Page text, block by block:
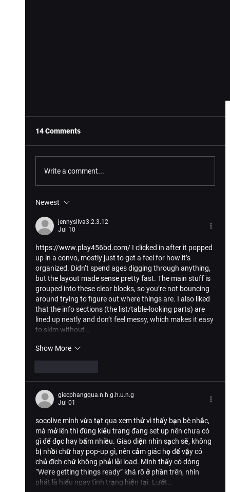
VIVEPORT Infinity: Cockpit Collection
14 Comments
Write a comment...
Newest
jennysilva3.2.3.12
Jul 10
https://www.play456bd.com/ I clicked in after it popped
up in a convo, mostly just to get a feel for how it’s
organized. Didn’t spend ages digging through anything,
but the layout made sense pretty fast. The main stuff is
grouped into these clear blocks, so you’re not bouncing
around trying to figure out where things are. I also liked
that the info sections (the list/table-looking parts) are
lined up neatly and don’t feel messy, which makes it easy
to skim without…
Show More
giecphangqua.n.h.g.h.u.n.g
Jul 01
socolive mình vừa tạt qua xem thử vì thấy bạn bè nhắc,
mà mở lên thì đúng kiểu trang đang set up nên chưa có
gì để đọc hay bấm nhiều. Giao diện nhìn sạch sẽ, không
bị nhồi chữ hay pop-up gì, nên cảm giác họ để vậy có
chủ đích chứ không phải lỗi load. Mình thấy có dòng
“We’re getting things ready” khá rõ ở phần trên, nhìn
phát là hiểu ngay tình trạng hiện tại. Lướt…